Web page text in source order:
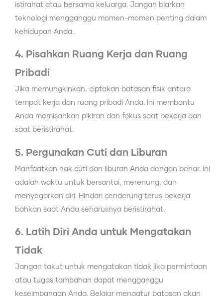
istirahat atau bersama keluarga. Jangan biarkan
teknologi mengganggu momen-momen penting dalam
kehidupan Anda.
4. Pisahkan Ruang Kerja dan Ruang
Pribadi
Jika memungkinkan, ciptakan batasan fisik antara
tempat kerja dan ruang pribadi Anda. Ini membantu
Anda memisahkan pikiran dan fokus saat bekerja dan
saat beristirahat.
5. Pergunakan Cuti dan Liburan
Manfaatkan hak cuti dan liburan Anda dengan benar. Ini
adalah waktu untuk bersantai, merenung, dan
menyegarkan diri. Hindari cenderung terus bekerja
bahkan saat Anda seharusnya beristirahat.
6. Latih Diri Anda untuk Mengatakan
Tidak
Jangan takut untuk mengatakan tidak jika permintaan
atau tugas tambahan dapat mengganggu
keseimbangan Anda. Belajar mengatur batasan akan